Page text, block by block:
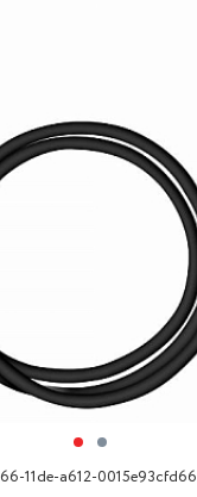
11de-a612-0015e93cfd66